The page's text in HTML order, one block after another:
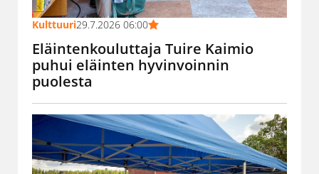
Kulttuuri29.7.2026 06:00
Eläintenkouluttaja Tuire Kaimio
puhui eläinten hyvinvoinnin
puolesta